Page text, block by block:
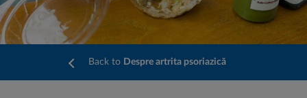
Back to Despre artrita psoriazică